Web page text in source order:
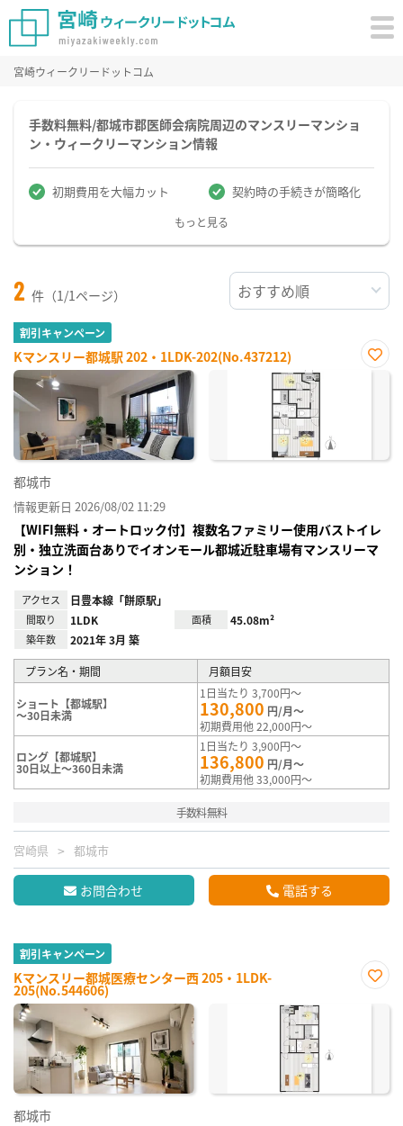
宮崎ウィークリードットコム
手数料無料/都城市郡医師会病院周辺のマンスリーマンショ
ン・ウィークリーマンション情報
初期費用を大幅カット 契約時の手続きが簡略化
もっと見る
2 件（1/1ページ）
割引キャンペーン
Kマンスリー都城駅 202・1LDK-202(No.437212)
お気
都城市
情報更新日 2026/08/02 11:29
【WIFI無料・オートロック付】複数名ファミリー使用バストイレ
別・独立洗面台ありでイオンモール都城近駐車場有マンスリーマ
ンション！
アクセス 日豊本線「餅原駅」
間取り 1LDK 面積 45.08m²
築年数 2021年 3月 築
プラン名・期間 月額目安
ショート【都城駅】
～30日未満
1日当たり 3,700円～
130,800 円/月～
初期費用他 22,000円～
ロング【都城駅】
30日以上～360日未満
1日当たり 3,900円～
136,800 円/月～
初期費用他 33,000円～
手数料無料
宮崎県 都城市
お問合わせ 電話する
割引キャンペーン
Kマンスリー都城医療センター西 205・1LDK-
205(No.544606)
に入
都城市